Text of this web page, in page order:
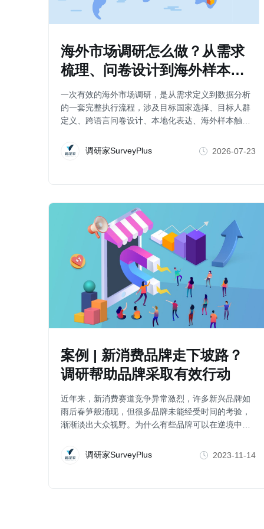
海外市场调研怎么做？从需求
梳理、问卷设计到海外样本回
收的完整流程
一次有效的海外市场调研，是从需求定义到数据分析
的一套完整执行流程，涉及目标国家选择、目标人群
定义、跨语言问卷设计、本地化表达、海外样本触
文将围绕海外市场调研的主要步骤，梳理企业在开展
调研项目时需要重点关注的问题。
调研家SurveyPlus 2026-07-23
案例 | 新消费品牌走下坡路？
调研帮助品牌采取有效行动
近年来，新消费赛道竞争异常激烈，许多新兴品牌如
雨后春笋般涌现，但很多品牌未能经受时间的考验，
渐渐淡出大众视野。为什么有些品牌可以在逆境中突
调研家SurveyPlus
2023-11-14